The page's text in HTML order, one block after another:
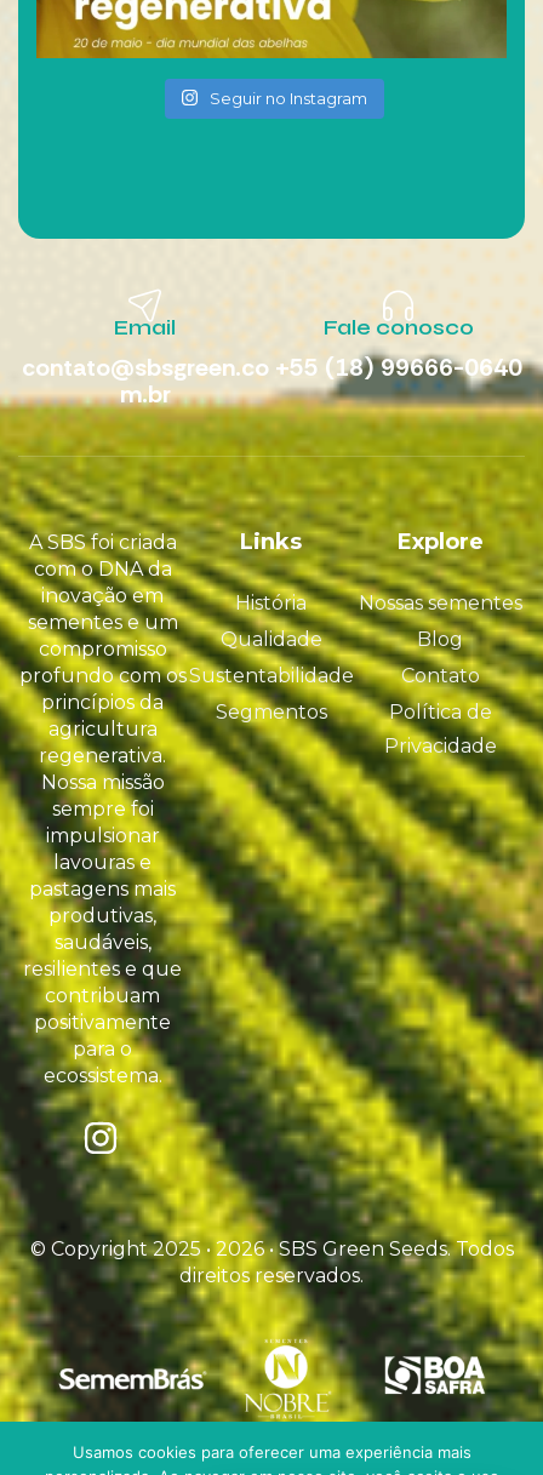
Seguir no Instagram
Email
contato@sbsgreen.co
m.br
Fale conosco
+55 (18) 99666-0640
Links
História
Qualidade
Sustentabilidade
Segmentos
Explore
Nossas sementes
Blog
Contato
Política de
Privacidade
A SBS foi criada
com o DNA da
inovação em
sementes e um
compromisso
profundo com os
princípios da
agricultura
regenerativa.
Nossa missão
sempre foi
impulsionar
lavouras e
pastagens mais
produtivas,
saudáveis,
resilientes e que
contribuam
positivamente
para o
ecossistema.
© Copyright 2025 • 2026 • SBS Green Seeds. Todos
direitos reservados.
Usamos cookies para oferecer uma experiência mais